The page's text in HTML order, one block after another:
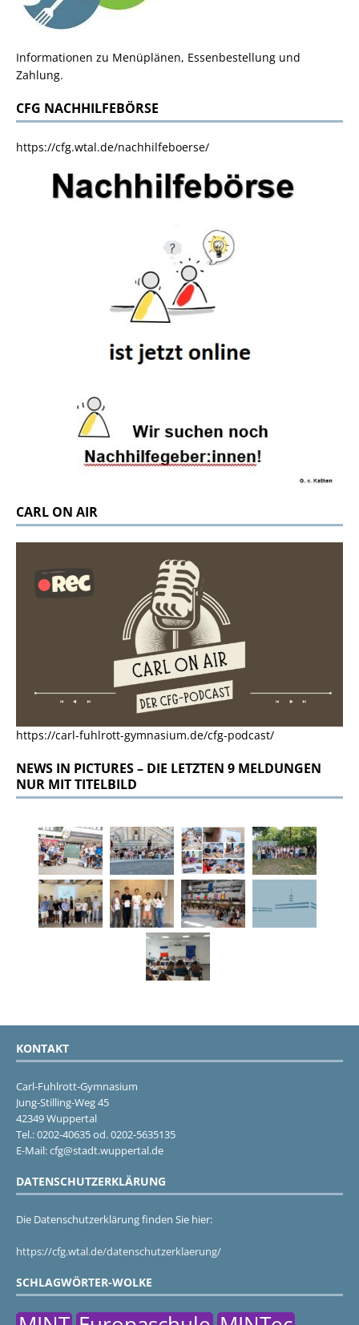
Informationen zu Menüplänen, Essenbestellung und
Zahlung.
CFG NACHHILFEBÖRSE
https://cfg.wtal.de/nachhilfeboerse/
CARL ON AIR
https://carl-fuhlrott-gymnasium.de/cfg-podcast/
NEWS IN PICTURES – DIE LETZTEN 9 MELDUNGEN
NUR MIT TITELBILD
KONTAKT
Carl-Fuhlrott-Gymnasium
Jung-Stilling-Weg 45
42349 Wuppertal
Tel.: 0202-40635 od. 0202-5635135
E-Mail: cfg@stadt.wuppertal.de
DATENSCHUTZERKLÄRUNG
Die Datenschutzerklärung finden Sie hier:
https://cfg.wtal.de/datenschutzerklaerung/
SCHLAGWÖRTER-WOLKE